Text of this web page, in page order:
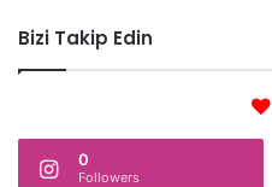
Bizi Takip Edin
0
Followers